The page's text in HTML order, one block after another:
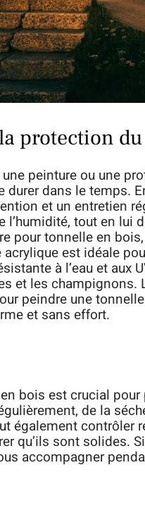
protection
peinture ou une
durer dans le temps.
et un entretien
l’humidité, tout en lui
pour tonnelle en
est idéale
à l’eau et aux
et les champignons.
peindre une
et sans effort.
bois est crucial
de la
également contrôler
qu’ils sont solides.
accompagner